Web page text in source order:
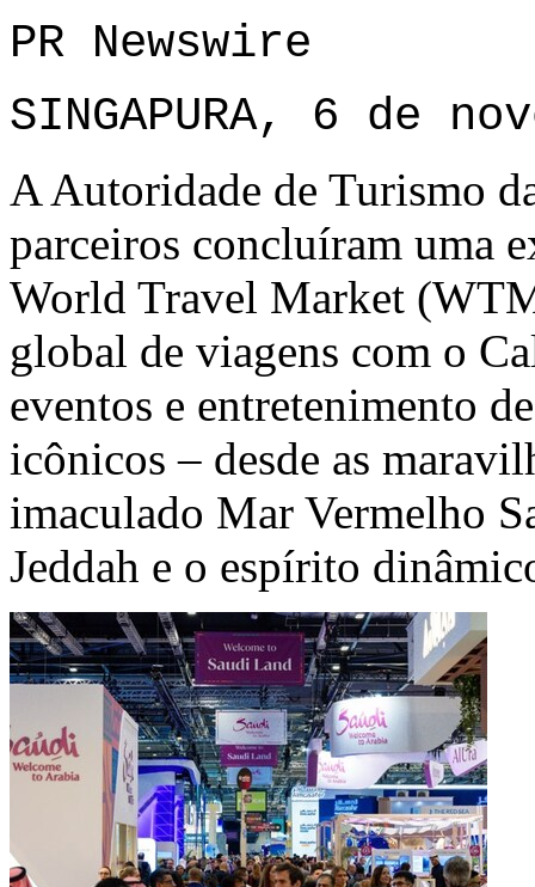
PR Newswire
SINGAPURA, 6 de
A Autoridade de Turismo
parceiros concluíram uma
World Travel Market
global de viagens com o
eventos e entretenimento
icônicos – desde as
imaculado Mar Vermelho
Jeddah e o espírito